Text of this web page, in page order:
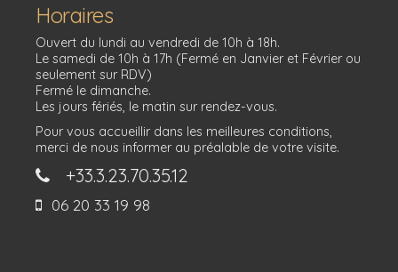
Horaires
Ouvert du lundi au vendredi de 10h à 18h.
Le samedi de 10h à 17h (Fermé en Janvier et Février ou
seulement sur RDV)
Fermé le dimanche.
Les jours fériés, le matin sur rendez-vous.
Pour vous accueillir dans les meilleures conditions,
merci de nous informer au préalable de votre visite.
+33.3.23.70.35.12
06 20 33 19 98